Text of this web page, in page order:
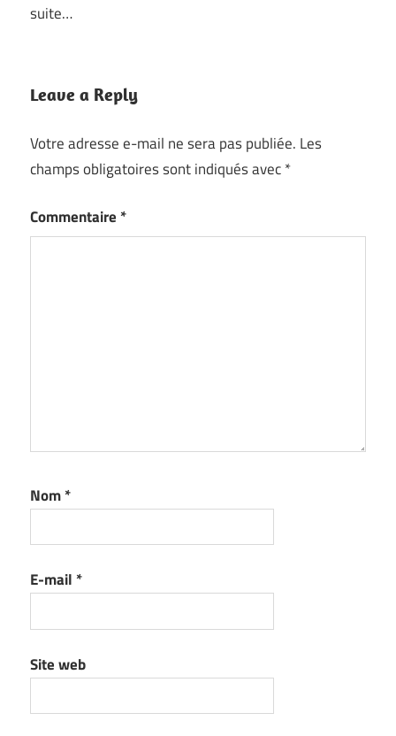
suite…
Leave a Reply
Votre adresse e-mail ne sera pas publiée. Les
champs obligatoires sont indiqués avec*
Commentaire *
Nom*
E-mail *
Site web